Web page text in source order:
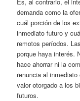
Es, al contrario, el
demanda como la
cuál porción de los
inmediato futuro y
remotos períodos.
porque haya interés.
hace ahorrar ni la
renuncia al
valor otorgado a los
futuros.